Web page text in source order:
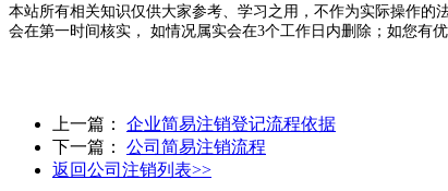
本站所有相关知识仅供大家参考、学习之用，不作为实际操作
会在第一时间核实， 如情况属实会在3个工作日内删除；如您有
上一篇： 企业简易注销登记流程依据
下一篇： 公司简易注销流程
返回公司注销列表>>